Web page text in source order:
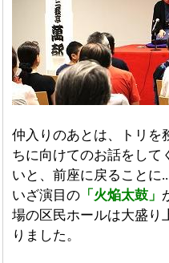
仲入りのあとは、トリを
ちに向けてのお話をして
いと、前座に戻ることに
いざ演目の 「火焔太鼓」
場の区民ホールは大盛り
りました。